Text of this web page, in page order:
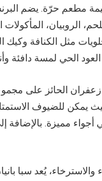
خيمة مطعم حرّة. يضم
الروبيان،
مثل الكنافة
الحائز على
يمكن للضيوف
أجواء مميزة.
والاسترخاء، يُعد سبا